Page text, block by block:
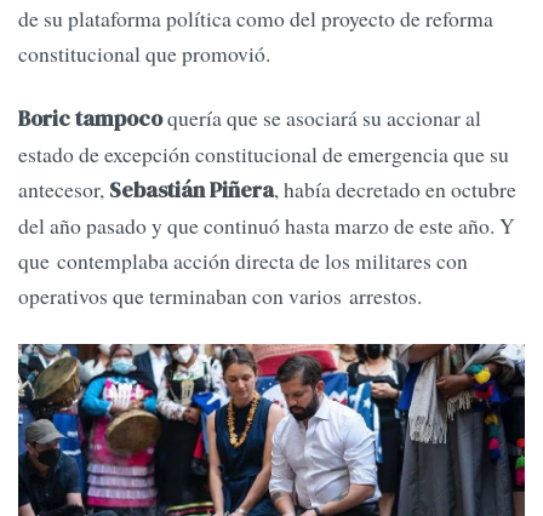
de su plataforma política como del proyecto de reforma
constitucional que promovió.
Boric tampocoquería que se asociará su accionar al
estado de excepción constitucional de emergencia que su
antecesor, Sebastián Piñera, había decretado en octubre
del año pasado y que continuó hasta marzo de este año. Y
que contemplaba acción directa de los militares con
operativos que terminaban con varios arrestos.